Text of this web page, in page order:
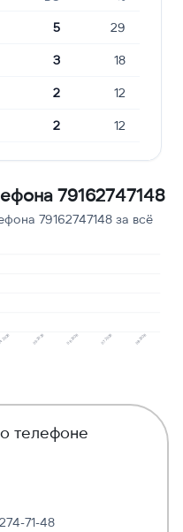
5 29
3 18
2 12
2 12
1 6
79162747148
79162747148 за всё
05.2026 06.2026 07.2026 08.2026
телефоне
71-48